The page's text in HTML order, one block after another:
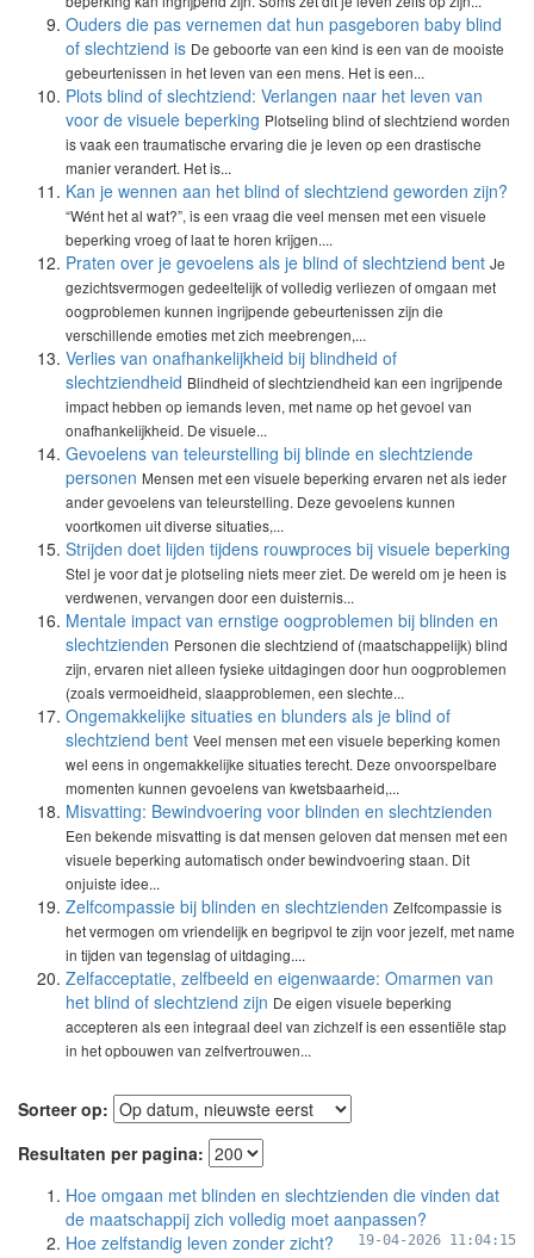
Ouders die pas vernemen dat hun pasgeboren baby blind
of slechtziend is De geboorte van een kind is een van de mooiste
gebeurtenissen in het leven van een mens. Het is een...
Plots blind of slechtziend: Verlangen naar het leven van
voor de visuele beperking Plotseling blind of slechtziend worden
is vaak een traumatische ervaring die je leven op een drastische
manier verandert. Het is...
Kan je wennen aan het blind of slechtziend geworden zijn?
“Wént het al wat?”, is een vraag die veel mensen met een visuele
beperking vroeg of laat te horen krijgen....
Praten over je gevoelens als je blind of slechtziend bent Je
gezichtsvermogen gedeeltelijk of volledig verliezen of omgaan met
oogproblemen kunnen ingrijpende gebeurtenissen zijn die
verschillende emoties met zich meebrengen,...
Verlies van onafhankelijkheid bij blindheid of
slechtziendheid Blindheid of slechtziendheid kan een ingrijpende
impact hebben op iemands leven, met name op het gevoel van
onafhankelijkheid. De visuele...
Gevoelens van teleurstelling bij blinde en slechtziende
personen Mensen met een visuele beperking ervaren net als ieder
ander gevoelens van teleurstelling. Deze gevoelens kunnen
voortkomen uit diverse situaties,...
Strijden doet lijden tijdens rouwproces bij visuele beperking
Stel je voor dat je plotseling niets meer ziet. De wereld om je heen is
verdwenen, vervangen door een duisternis...
Mentale impact van ernstige oogproblemen bij blinden en
slechtzienden Personen die slechtziend of (maatschappelijk) blind
zijn, ervaren niet alleen fysieke uitdagingen door hun oogproblemen
(zoals vermoeidheid, slaapproblemen, een slechte...
Ongemakkelijke situaties en blunders als je blind of
slechtziend bent Veel mensen met een visuele beperking komen
wel eens in ongemakkelijke situaties terecht. Deze onvoorspelbare
momenten kunnen gevoelens van kwetsbaarheid,...
Misvatting: Bewindvoering voor blinden en slechtzienden
Een bekende misvatting is dat mensen geloven dat mensen met een
visuele beperking automatisch onder bewindvoering staan. Dit
onjuiste idee...
Zelfcompassie bij blinden en slechtzienden Zelfcompassie is
het vermogen om vriendelijk en begripvol te zijn voor jezelf, met name
in tijden van tegenslag of uitdaging....
Zelfacceptatie, zelfbeeld en eigenwaarde: Omarmen van
het blind of slechtziend zijn De eigen visuele beperking
accepteren als een integraal deel van zichzelf is een essentiële stap
in het opbouwen van zelfvertrouwen...
Sorteer op:
Resultaten per pagina:
Hoe omgaan met blinden en slechtzienden die vinden dat
de maatschappij zich volledig moet aanpassen?
19-04-2026 11:04:15
Hoe zelfstandig leven zonder zicht?